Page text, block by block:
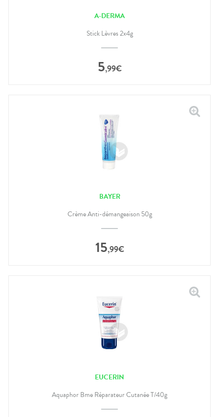
A-DERMA
Stick Lèvres 2x4g
5,99€
BAYER
Crème Anti-démangeaison 50g
15,99€
EUCERIN
Aquaphor Bme Réparateur Cutanée T/40g